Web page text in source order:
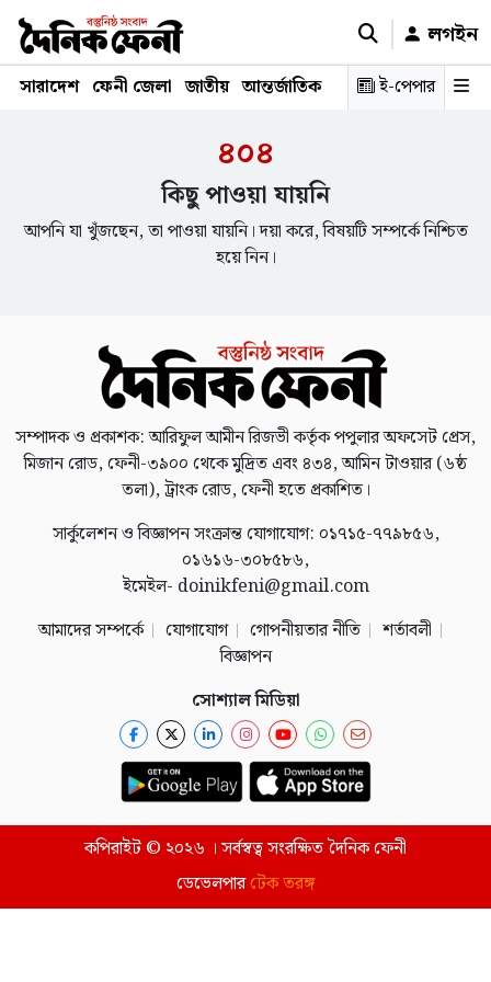
লগইন
সারাদেশ ফেনী জেলা জাতীয় আন্তর্জাতিক রাজনীতি স্বাস্থ্য শিক্ষা
ই-পেপার
৪০৪
কিছু পাওয়া যায়নি
আপনি যা খুঁজছেন, তা পাওয়া যায়নি। দয়া করে, বিষয়টি সম্পর্কে নিশ্চিত
হয়ে নিন।
সম্পাদক ও প্রকাশক: আরিফুল আমীন রিজভী কর্তৃক পপুলার অফসেট প্রেস,
মিজান রোড, ফেনী-৩৯০০ থেকে মুদ্রিত এবং ৪৩৪, আমিন টাওয়ার (৬ষ্ঠ
তলা), ট্রাংক রোড, ফেনী হতে প্রকাশিত।
সার্কুলেশন ও বিজ্ঞাপন সংক্রান্ত যোগাযোগ: ০১৭১৫-৭৭৯৮৫৬,
০১৬১৬-৩০৮৫৮৬,
ইমেইল- doinikfeni@gmail.com
আমাদের সম্পর্কে
যোগাযোগ গোপনীয়তার নীতি
শর্তাবলী
বিজ্ঞাপন
সোশ্যাল মিডিয়া
কপিরাইট © ২০২৬ । সর্বস্বত্ব সংরক্ষিত দৈনিক ফেনী
ডেভেলপারটেক তরঙ্গ